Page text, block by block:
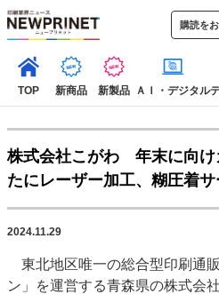
購読を
TOP 新商品 新製品 ＡＩ・デジタル
インデックス
新商品 新製品 ＡＩ・デジタル デ
株式会社こがわ 年末に向
たにレーザー加工、糊圧着
2024.11.29
東北地区唯一の総合型印刷通
ン」を運営する青森県の株式会